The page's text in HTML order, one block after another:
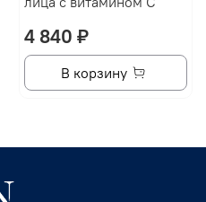
4 840 ₽
В корзину